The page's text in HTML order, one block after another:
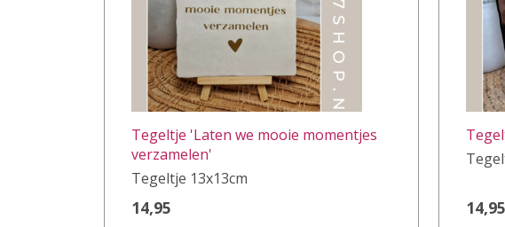
Tegeltje 'Laten we mooie momentjes
verzamelen'
Tegeltje 13x13cm
14,95 14,95